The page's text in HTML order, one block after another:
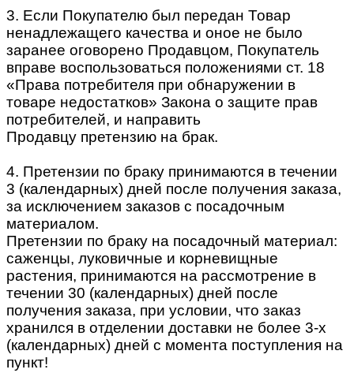
3. Если Покупателю был передан Товар
ненадлежащего качества и оное не было
заранее оговорено Продавцом, Покупатель
вправе воспользоваться положениями ст. 18
«Права потребителя при обнаружении в
товаре недостатков» Закона о защите прав
потребителей, и направить
Продавцу претензию на брак.
4. Претензии по браку принимаются в течении
3 (календарных) дней после получения заказа,
за исключением заказов с посадочным
материалом.
Претензии по браку на посадочный материал:
саженцы, луковичные и корневищные
растения, принимаются на рассмотрение в
течении 30 (календарных) дней после
получения заказа, при условии, что заказ
хранился в отделении доставки не более 3-х
(календарных) дней с момента поступления на
пункт!